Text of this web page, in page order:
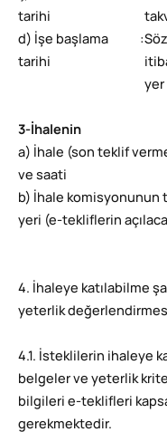
tarihi
d) İşe başlama
tarihi
:
yer
3-İhalenin
a) İhale (son teklif
ve saati
b) İhale komisyonunun
yeri (e-tekliflerin
4. İhaleye katılabilme
yeterlik
4.1. İsteklilerin ihaleye
belgeler ve yeterlik
bilgileri e-teklifleri
gerekmektedir.